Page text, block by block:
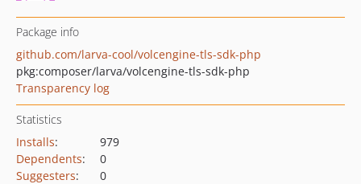
Package info
github.com/larva-cool/volcengine-tls-sdk-php
pkg:composer/larva/volcengine-tls-sdk-php
Transparency log
Statistics
Installs:
979
Dependents:
0
Suggesters:
0